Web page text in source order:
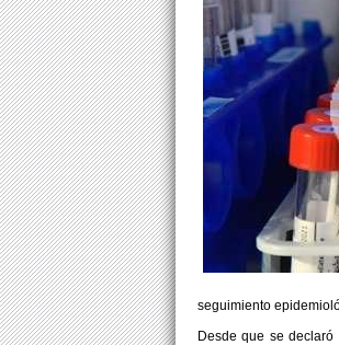
seguimiento
Desde que se